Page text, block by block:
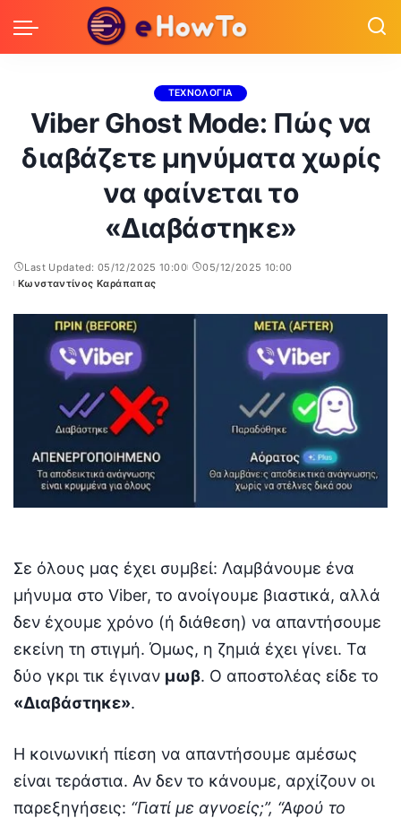
ΤΕΧΝΟΛΟΓΙΑ
Viber Ghost Mode: Πώς να
διαβάζετε μηνύματα χωρίς
να φαίνεται το
«Διαβάστηκε»
Last Updated: 05/12/2025 10:00
05/12/2025 10:00
Posted
Κωνσταντίνος Καράπαπας
Σε όλους μας έχει συμβεί: Λαμβάνουμε ένα
μήνυμα στο Viber, το ανοίγουμε βιαστικά, αλλά
δεν έχουμε χρόνο (ή διάθεση) να απαντήσουμε
εκείνη τη στιγμή. Όμως, η ζημιά έχει γίνει. Τα
δύο γκρι τικ έγιναν μωβ. Ο αποστολέας είδε το
«Διαβάστηκε».
Η κοινωνική πίεση να απαντήσουμε αμέσως
είναι τεράστια. Αν δεν το κάνουμε, αρχίζουν οι
παρεξηγήσεις: “Γιατί με αγνοείς;”, “Αφού το